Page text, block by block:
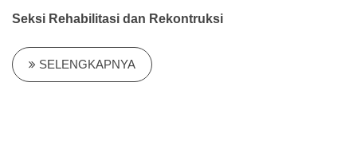
Seksi Rehabilitasi dan Rekontruksi
SELENGKAPNYA